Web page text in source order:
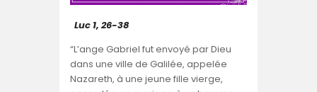
Luc 1, 26-38
“L’ange Gabriel fut envoyé par Dieu
dans une ville de Galilée, appelée
Nazareth, à une jeune fille vierge,